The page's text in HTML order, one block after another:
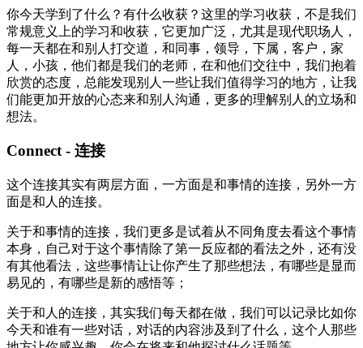
你今天学到了什么？有什么收获？这里的学习收获，不是我们
常规意义上的学习和收获，它更加广泛，尤其是现代职场人，
每一天都在和别人打交道，和同事，领导，下属，客户，家
人，小孩，他们都是我们的老师，在和他们交往中，我们抱着
欣赏的态度，总能发现别人一些让我们值得学习的地方，让我
们能更加开放的心态来和别人沟通，更多的理解别人的立场和
想法。
Connect - 连接
这个连接其实有两层方面，一方面是和事情的连接，另外一方
面是和人的连接。
关于和事情的连接，我们更多是试着从不同角度去看这个事情
本身，自己对于这个事情除了第一反应都的看法之外，还有没
有其他看法，这些事情让让你产生了那些想法，有哪些是显而
易见的，有哪些是新的感悟等；
关于和人的连接，其实我们每天都在做，我们可以记录比如你
今天和谁有一些对话，对话的内容涉及到了什么，这个人那些